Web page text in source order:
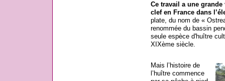
Ce travail a une
clef en France dans
plate, du nom de «
renommée du bassin
seule espèce d'huître
XIXème siècle.
Mais l’histoire de
l’huître commence